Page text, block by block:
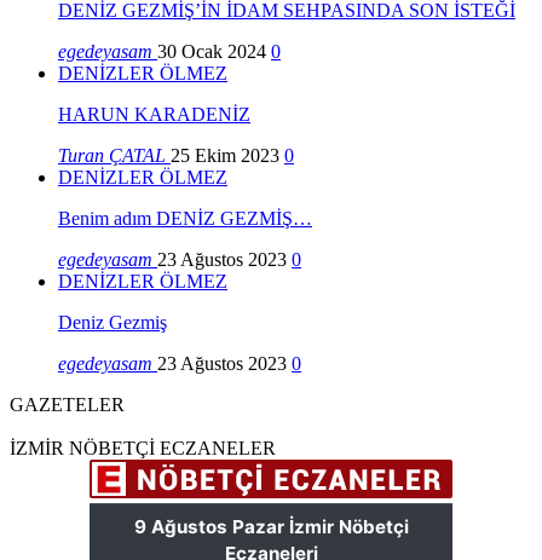
DENİZ GEZMİŞ’İN İDAM SEHPASINDA SON İSTEĞİ
egedeyasam 30 Ocak 2024 0
DENİZLER ÖLMEZ
HARUN KARADENİZ
Turan ÇATAL 25 Ekim 2023 0
DENİZLER ÖLMEZ
Benim adım DENİZ GEZMİŞ…
egedeyasam 23 Ağustos 2023 0
DENİZLER ÖLMEZ
Deniz Gezmiş
egedeyasam 23 Ağustos 2023 0
GAZETELER
İZMİR NÖBETÇİ ECZANELER